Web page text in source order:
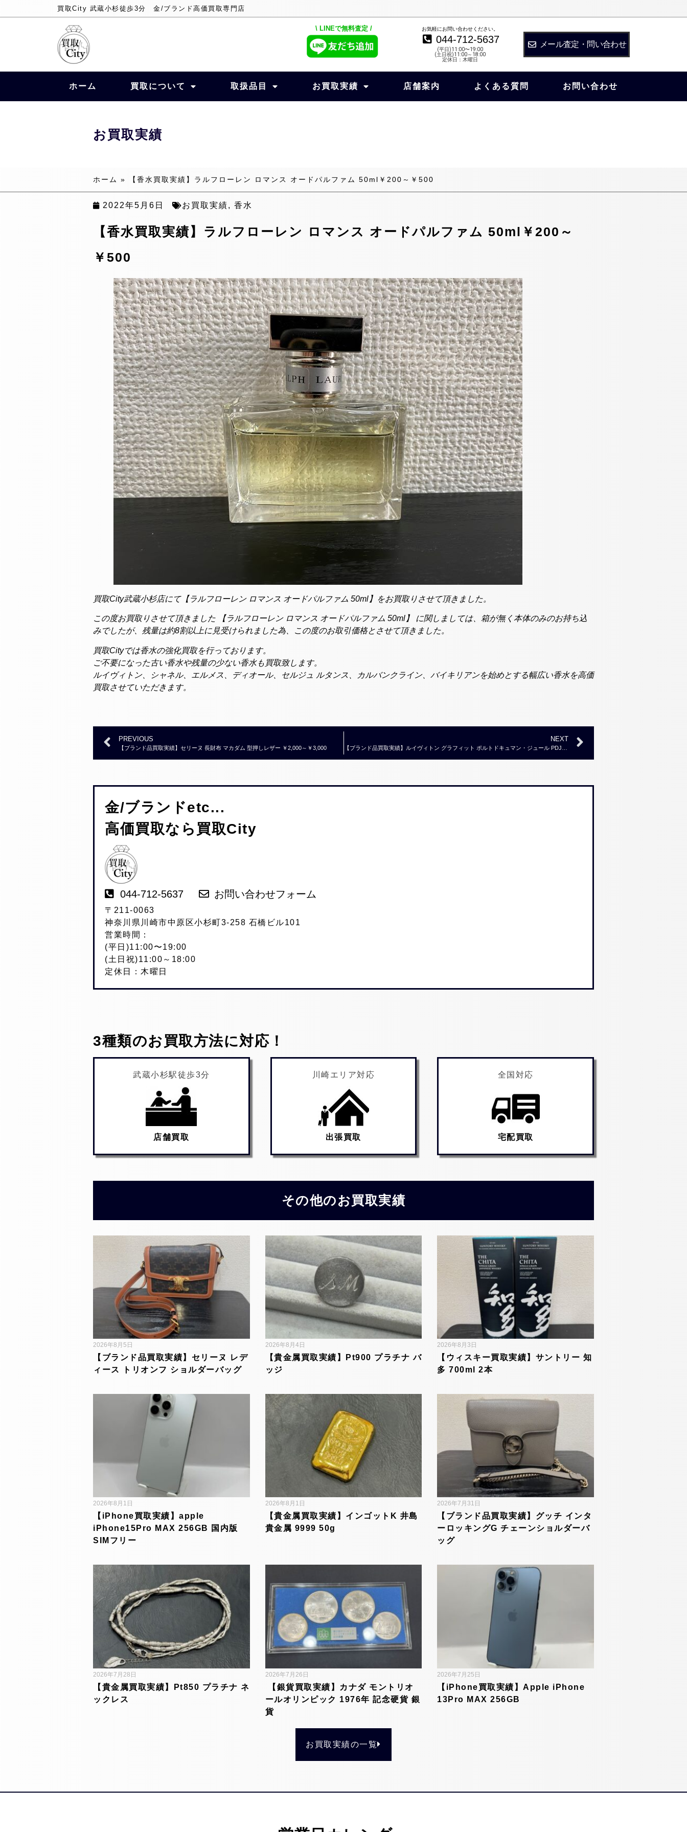
買取City 武蔵小杉徒歩3分 金/ブランド高価買取専門店
\ LINEで無料査定 / お気軽にお問い合わせください。
044-712-5637
(平日)11:00〜19:00
(土日祝)11:00～18:00
定休日：木曜日
メール査定・問い合わせ
ホーム 買取について 取扱品目 お買取実績 店舗案内 よくある質問 お問い合わせ
お買取実績
ホーム » 【香水買取実績】ラルフローレン ロマンス オードパルファム 50ml￥200～￥500
2022年5月6日 お買取実績, 香水
【香水買取実績】ラルフローレン ロマンス オードパルファム 50ml￥200～
￥500
買取City武蔵小杉店にて【ラルフローレン ロマンス オードパルファム 50ml】をお買取りさせて頂きました。
この度お買取りさせて頂きました 【ラルフローレン ロマンス オードパルファム 50ml】 に関しましては、箱が無く本体のみのお持ち込
みでしたが、残量は約8割以上に見受けられました為、この度のお取引価格とさせて頂きました。
買取Cityでは香水の強化買取を行っております。
ご不要になった古い香水や残量の少ない香水も買取致します。
ルイヴィトン、
シャネル、エルメス、ディオール、セルジュ ルタンス、カルバンクライン、バイキリアンを始めとする幅広い香水を高価
買取させていただきます。
PREVIOUS
【ブランド品買取実績】セリーヌ 長財布 マカダム 型押しレザー ￥2,000～￥3,000
NEXT
金/ブランドetc...
高価買取なら買取City
044-712-5637 お問い合わせフォーム
〒211-0063
神奈川県川崎市中原区小杉町3-258 石橋ビル101
営業時間：
(平日)11:00〜19:00
(土日祝)11:00～18:00
定休日：木曜日
3種類のお買取方法に対応！
武蔵小杉駅徒歩3分
店舗買取
川崎エリア対応
出張買取
全国対応
宅配買取
その他のお買取実績
【ブランド品買取実績】セリーヌ レデ
ィース トリオンフ ショルダーバッグ
2026年8月5日
【貴金属買取実績】Pt900 プラチナ バ
ッジ
2026年8月4日
【ウィスキー買取実績】サントリー 知
多 700ml 2本
2026年8月3日
【iPhone買取実績】apple
iPhone15Pro MAX 256GB 国内版
SIMフリー
2026年8月1日
【貴金属買取実績】インゴットK 井島
貴金属 9999 50g
2026年8月1日
【ブランド品買取実績】グッチ インタ
ーロッキングG チェーンショルダーバ
ッグ
2026年7月31日
【貴金属買取実績】Pt850 プラチナ ネ
ックレス
2026年7月28日
【銀貨買取実績】カナダ モントリオ
ールオリンピック 1976年 記念硬貨 銀
貨
2026年7月26日
【iPhone買取実績】Apple iPhone
13Pro MAX 256GB
2026年7月25日
お買取実績の一覧